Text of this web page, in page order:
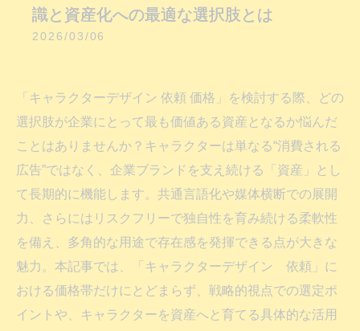
識と資産化への最適な選択肢とは
2026/03/06
「キャラクターデザイン 依頼 価格」を検討する際、どの
選択肢が企業にとって最も価値ある資産となるか悩んだ
ことはありませんか？キャラクターは単なる“消費される
広告”ではなく、企業ブランドを支え続ける「資産」とし
て長期的に機能します。共通言語化や媒体横断での展開
力、さらにはリスクフリーで独自性を育み続ける柔軟性
を備え、多角的な用途で存在感を発揮できる点が大きな
魅力。本記事では、「キャラクターデザイン 依頼」に
おける価格帯だけにとどまらず、戦略的視点での選定ポ
イントや、キャラクターを資産へと育てる具体的な活用